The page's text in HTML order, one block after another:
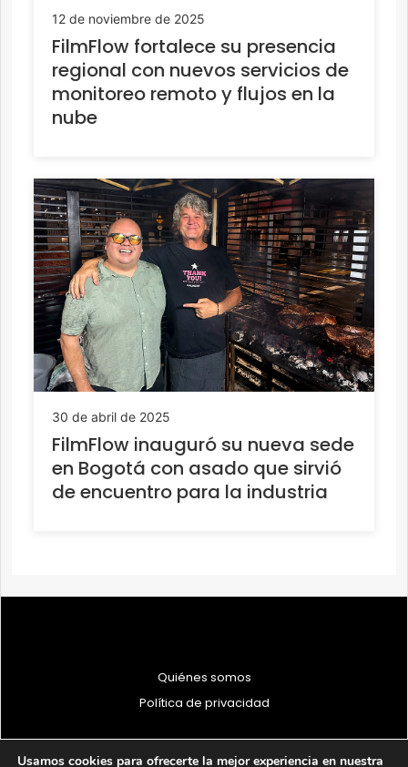
12 de noviembre de 2025
FilmFlow fortalece su presencia
regional con nuevos servicios de
monitoreo remoto y flujos en la
nube
30 de abril de 2025
FilmFlow inauguró su nueva sede
en Bogotá con asado que sirvió
de encuentro para la industria
Quiénes somos
Política de privacidad
Usamos cookies para ofrecerte la mejor experiencia en nuestra